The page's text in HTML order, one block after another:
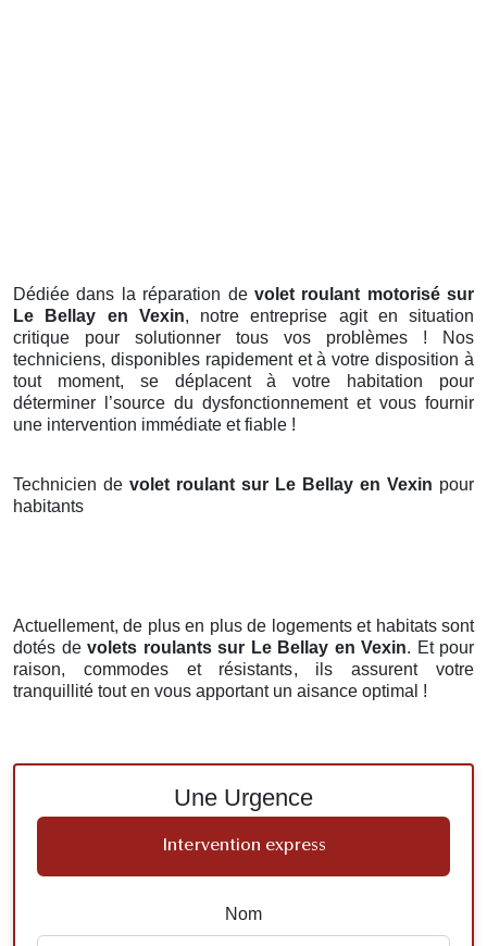
Dédiée dans la réparation de volet roulant motorisé sur
Le Bellay en Vexin, notre entreprise agit en situation
critique pour solutionner tous vos problèmes ! Nos
techniciens, disponibles rapidement et à votre disposition à
tout moment, se déplacent à votre habitation pour
déterminer l’source du dysfonctionnement et vous fournir
une intervention immédiate et fiable !
Technicien de volet roulant sur Le Bellay en Vexin pour
habitants
Actuellement, de plus en plus de logements et habitats sont
dotés de volets roulants sur Le Bellay en Vexin. Et pour
raison, commodes et résistants, ils assurent votre
tranquillité tout en vous apportant un aisance optimal !
Une Urgence
Intervention express
Nom